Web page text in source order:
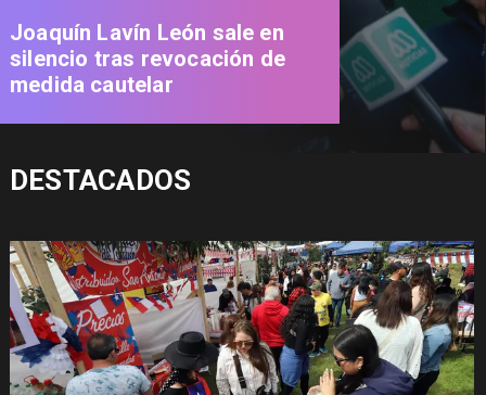
Joaquín Lavín León sale en
silencio tras revocación de
medida cautelar
DESTACADOS